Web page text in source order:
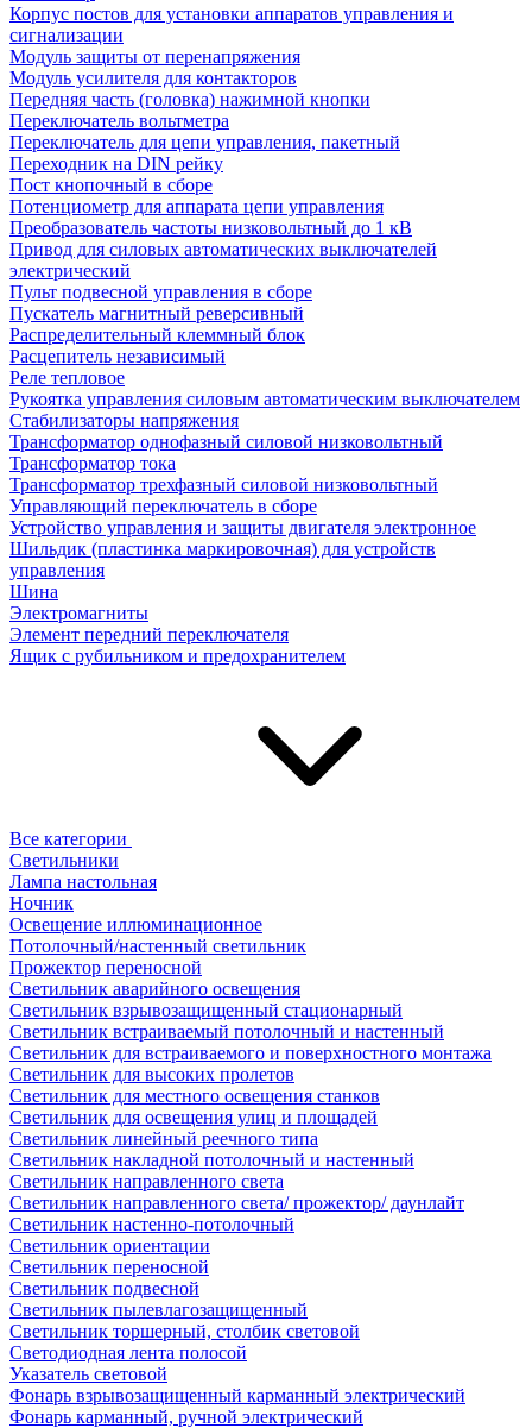
Корпус постов для установки аппаратов управления и
сигнализации
Модуль защиты от перенапряжения
Модуль усилителя для контакторов
Передняя часть (головка) нажимной кнопки
Переключатель вольтметра
Переключатель для цепи управления, пакетный
Переходник на DIN рейку
Пост кнопочный в сборе
Потенциометр для аппарата цепи управления
Преобразователь частоты низковольтный до 1 кВ
Привод для силовых автоматических выключателей
электрический
Пульт подвесной управления в сборе
Пускатель магнитный реверсивный
Распределительный клеммный блок
Расцепитель независимый
Реле тепловое
Рукоятка управления силовым автоматическим выключателем
Стабилизаторы напряжения
Трансформатор однофазный силовой низковольтный
Трансформатор тока
Трансформатор трехфазный силовой низковольтный
Управляющий переключатель в сборе
Устройство управления и защиты двигателя электронное
Шильдик (пластинка маркировочная) для устройств
управления
Шина
Электромагниты
Элемент передний переключателя
Ящик с рубильником и предохранителем
Все категории
Светильники
Лампа настольная
Ночник
Освещение иллюминационное
Потолочный/настенный светильник
Прожектор переносной
Светильник аварийного освещения
Светильник взрывозащищенный стационарный
Светильник встраиваемый потолочный и настенный
Светильник для встраиваемого и поверхностного монтажа
Светильник для высоких пролетов
Светильник для местного освещения станков
Светильник для освещения улиц и площадей
Светильник линейный реечного типа
Светильник накладной потолочный и настенный
Светильник направленного света
Светильник направленного света/ прожектор/ даунлайт
Светильник настенно-потолочный
Светильник ориентации
Светильник переносной
Светильник подвесной
Светильник пылевлагозащищенный
Светильник торшерный, столбик световой
Светодиодная лента полосой
Указатель световой
Фонарь взрывозащищенный карманный электрический
Фонарь карманный, ручной электрический